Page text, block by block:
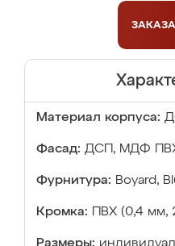
Материал корпуса:
Фасад: ДСП, МДФ
Фурнитура: Boyard,
Кромка: ПВХ (0,4 мм,